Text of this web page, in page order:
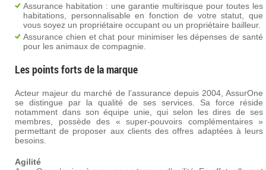
Assurance habitation : une garantie multirisque pour toutes les
habitations, personnalisable en fonction de votre statut, que
vous soyez un propriétaire occupant ou un propriétaire bailleur.
Assurance chien et chat pour minimiser les dépenses de santé
pour les animaux de compagnie.
Les points forts de la marque
Acteur majeur du marché de l’assurance depuis 2004, AssurOne
se distingue par la qualité de ses services. Sa force réside
notamment dans son équipe unie, qui selon les dires de ses
membres, possède des « super-pouvoirs complémentaires »
permettant de proposer aux clients des offres adaptées à leurs
besoins.
Agilité